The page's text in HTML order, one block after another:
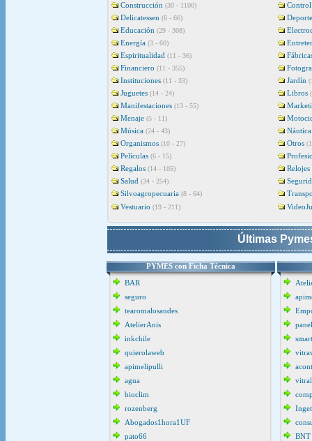
Construcción (30 - 1100)
Delicatessen (6 - 66)
Educación (29 - 308)
Energía (3 - 60)
Espiritualidad (11 - 36)
Financiero (11 - 355)
Instituciones (11 - 33) Jardín
Juguetes (14 - 24) Libros
Manifestaciones (13 - 55)
Menaje (5 - 11)
Música (24 - 43)
Náutica
Organismos (10 - 27) Otros
Películas (6 - 15)
Regalos (14 - 105)
Relojes
Salud (34 - 254)
Silvoagropecuaria (8 - 64)
Vestuario (19 - 211)
Últimas
PYMES con Ficha Técnica
BAR
seguro
tearomalosandes
AtelierAnis
inkchile
quierolaweb
apimelipulli
agua
bioclim
rozenberg
Abogados1hora1UF
pato66
BNT